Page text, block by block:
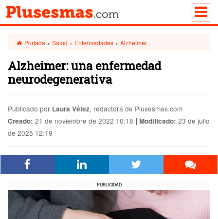
Portada › Salud › Enfermedades › Alzheimer
Alzheimer: una enfermedad
neurodegenerativa
Publicado por Laura Vélez, redactora de Plusesmas.com
Creado: 21 de noviembre de 2022 10:18 | Modificado: 23 de julio
de 2025 12:19
PUBLICIDAD